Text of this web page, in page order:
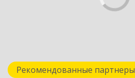
Рекомендованные партнеры